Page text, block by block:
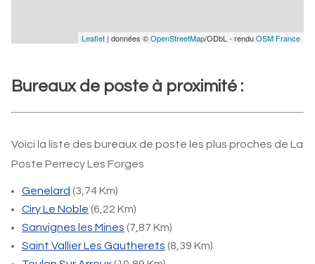
Leaflet | données ©OpenStreetMap/ODbL - renduOSM France
Bureaux de poste à proximité :
Voici la liste des bureaux de poste les plus proches de La
Poste Perrecy Les Forges
Genelard (3,74 Km)
Ciry Le Noble (6,22 Km)
Sanvignes les Mines (7,87 Km)
Saint Vallier Les Gautherets (8,39 Km)